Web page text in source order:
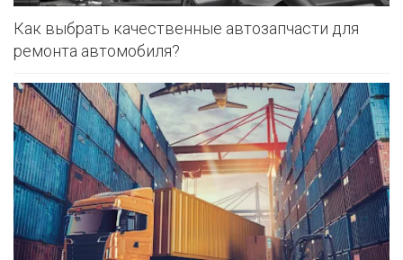
Как выбрать качественные автозапчасти для
ремонта автомобиля?